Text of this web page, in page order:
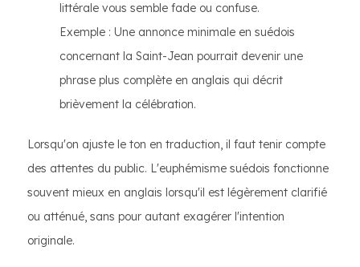
littérale vous semble fade ou confuse.
Exemple : Une annonce minimale en suédois
concernant la Saint-Jean pourrait devenir une
phrase plus complète en anglais qui décrit
brièvement la célébration.
Lorsqu'on ajuste le ton en traduction, il faut tenir compte
des attentes du public. L'euphémisme suédois fonctionne
souvent mieux en anglais lorsqu'il est légèrement clarifié
ou atténué, sans pour autant exagérer l'intention
originale.